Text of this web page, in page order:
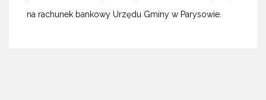
na rachunek bankowy Urzędu Gminy w Parysowie.